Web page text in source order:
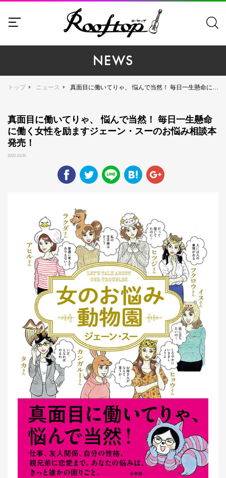
NEWS
トップ ニュース 真面目に働いてりゃ、 悩んで当然！ 毎日一生懸命に働く女性を励ますジェーン・スーのお悩み相談本発売！
真面目に働いてりゃ、 悩んで当然！ 毎日一生懸命
に働く女性を励ますジェーン・スーのお悩み相談本
発売！
2020.10.06